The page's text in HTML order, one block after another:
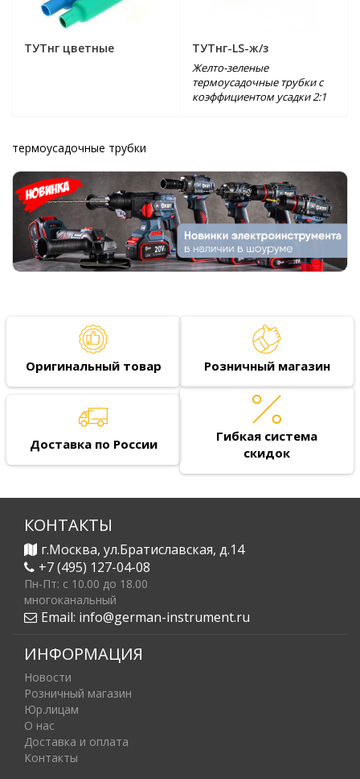
ТУТнг цветные ТУТнг-LS-ж/з
Желто-зеленые
термоусадочные трубки с
коэффициентом усадки 2:1
термоусадочные трубки
Оригинальный товар Розничный магазин
Доставка по России
Гибкая система
скидок
КОНТАКТЫ
г.Москва, ул.Братиславская, д.14
+7 (495) 127-04-08
Пн-Пт: c 10.00 до 18.00
многоканальный
Email: info@german-instrument.ru
ИНФОРМАЦИЯ
Новости
Розничный магазин
Юр.лицам
О нас
Доставка и оплата
Контакты